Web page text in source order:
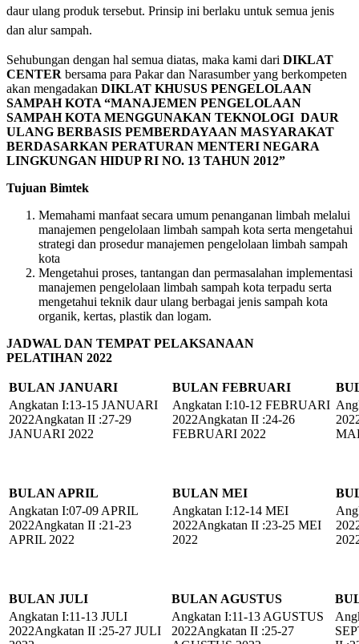
daur ulang produk tersebut. Prinsip ini berlaku untuk semua jenis
dan alur sampah.
Sehubungan dengan hal semua diatas, maka kami dari DIKLAT
CENTER bersama para Pakar dan Narasumber yang berkompeten
akan mengadakan DIKLAT KHUSUS PENGELOLAAN
SAMPAH KOTA “MANAJEMEN PENGELOLAAN
SAMPAH KOTA MENGGUNAKAN TEKNOLOGI DAUR
ULANG BERBASIS PEMBERDAYAAN MASYARAKAT
BERDASARKAN PERATURAN MENTERI NEGARA
LINGKUNGAN HIDUP RI NO. 13 TAHUN 2012”
Tujuan Bimtek
Memahami manfaat secara umum penanganan limbah melalui
manajemen pengelolaan limbah sampah kota serta mengetahui
strategi dan prosedur manajemen pengelolaan limbah sampah
kota
Mengetahui proses, tantangan dan permasalahan implementasi
manajemen pengelolaan limbah sampah kota terpadu serta
mengetahui teknik daur ulang berbagai jenis sampah kota
organik, kertas, plastik dan logam.
JADWAL DAN TEMPAT PELAKSANAAN
PELATIHAN 2022
BULAN JANUARI BULAN FEBRUARI
Angkatan I:13-15 JANUARI
2022Angkatan II :27-29
JANUARI 2022
Angkatan I:10-12 FEBRUARI
2022Angkatan II :24-26
FEBRUARI 2022
BULAN APRIL BULAN MEI
Angkatan I:07-09 APRIL
2022Angkatan II :21-23
APRIL 2022
Angkatan I:12-14 MEI
2022Angkatan II :23-25 MEI
2022
BULAN JULI BULAN AGUSTUS
Angkatan I:11-13 JULI
2022Angkatan II :25-27 JULI
Angkatan I:11-13 AGUSTUS
2022Angkatan II :25-27